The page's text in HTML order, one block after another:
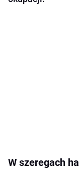
W szeregach